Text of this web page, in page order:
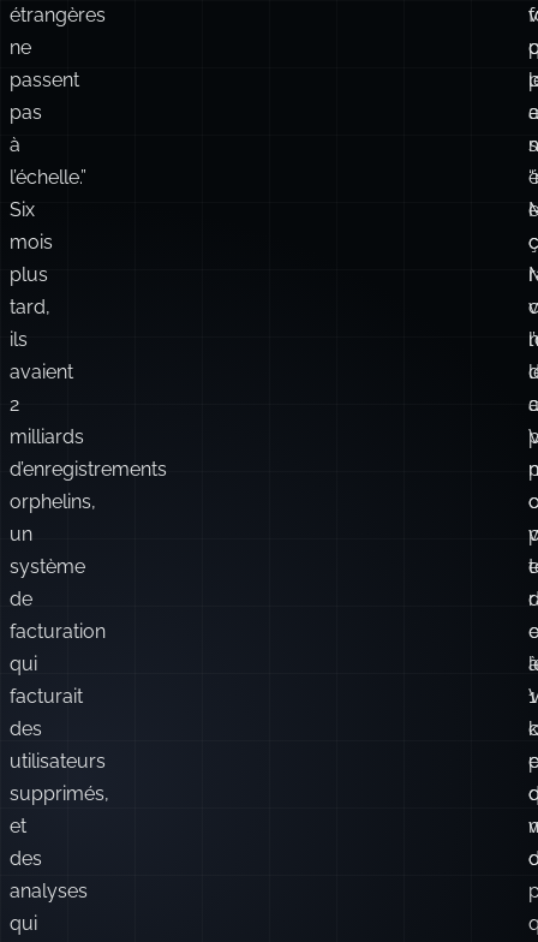
étrangères
ne
passent
pas
à
l’échelle.”
Six
mois
plus
tard,
ils
avaient
2
milliards
d’enregistrements
orphelins,
un
système
de
facturation
qui
facturait
des
utilisateurs
supprimés,
et
des
analyses
qui
à